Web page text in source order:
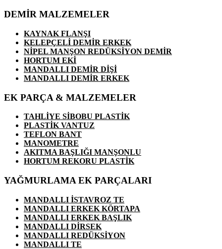
DEMİR MALZEMELER
KAYNAK FLANŞI
KELEPÇELİ DEMİR ERKEK
NİPEL MANŞON REDÜKSİYON DEMİR
HORTUM EKİ
MANDALLI DEMİR DİŞİ
MANDALLI DEMİR ERKEK
EK PARÇA & MALZEMELER
TAHLİYE SİBOBU PLASTİK
PLASTİK VANTUZ
TEFLON BANT
MANOMETRE
AKITMA BAŞLIĞI MANŞONLU
HORTUM REKORU PLASTİK
YAĞMURLAMA EK PARÇALARI
MANDALLI İSTAVROZ TE
MANDALLI ERKEK KÖRTAPA
MANDALLI ERKEK BAŞLIK
MANDALLI DİRSEK
MANDALLI REDÜKSİYON
MANDALLI TE